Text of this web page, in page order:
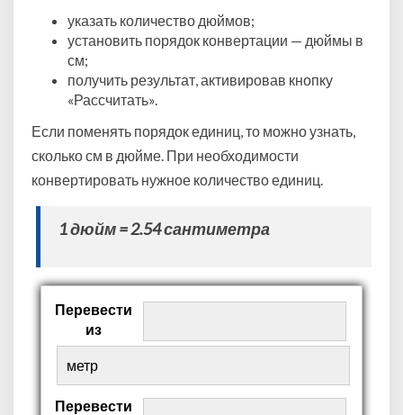
р
ы
указать количество дюймов;
установить порядок конвертации — дюймы в
см;
получить результат, активировав кнопку
«Рассчитать».
Если поменять порядок единиц, то можно узнать,
сколько см в дюйме. При необходимости
конвертировать нужное количество единиц.
1 дюйм = 2.54 сантиметра
Перевести
из
Перевести